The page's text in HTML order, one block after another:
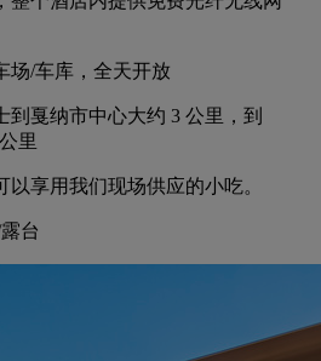
场/车库，全天开放
到戛纳市中心大约 3 公里，到
里
享用我们现场供应的小吃。
台